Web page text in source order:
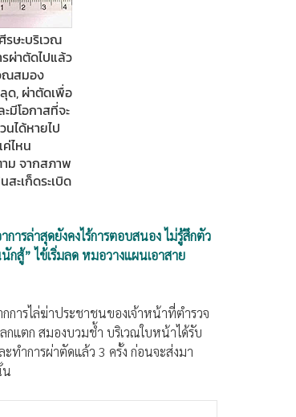
ษะบริเวณ
ผ่าตัดไปแล้ว
ณสมอง
ด, ผ่าตัดเพื่อ
มีโอกาสที่จะ
ได้หายไป
ไหน
ม จากสภาพ
ะเก็ดระเบิด
ารล่าสุดยังคงไร้การตอบสนอง ไม่รู้สึกตัว
สู้” ไข้เริ่มลด หมอวางแผนเอาสาย
การไล่ฆ่าประชาชนของเจ้าหน้าที่ตำรวจ
แตก สมองบวมช้ำ บริเวณใบหน้าได้รับ
ทำการผ่าตัดแล้ว 3 ครั้ง ก่อนจะส่งมา
น